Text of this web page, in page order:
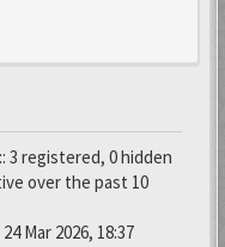
3 registered, 0 hidden
over the past 10
Mar 2026, 18:37